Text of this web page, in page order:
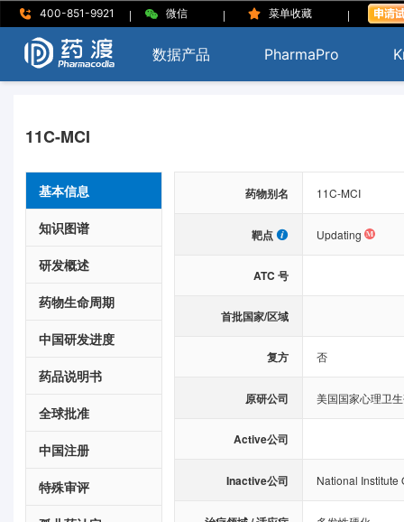
400-851-9921 | 微信 | 菜单收藏 |
数据产品 PharmaPro
11C-MCI
基本信息
知识图谱
研发概述
药物生命周期
中国研发进度
药品说明书
全球批准
中国注册
特殊审评
药物别名 11C-MCI
靶点 Updating
ATC 号
首批国家/区域
复方 否
原研公司 美国国家心理卫
Active公司
Inactive公司 National Institute